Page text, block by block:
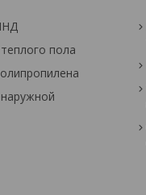
пола